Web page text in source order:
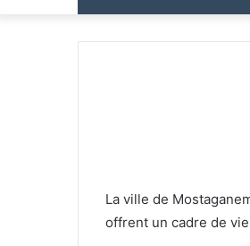
La ville de
offrent un cadre de